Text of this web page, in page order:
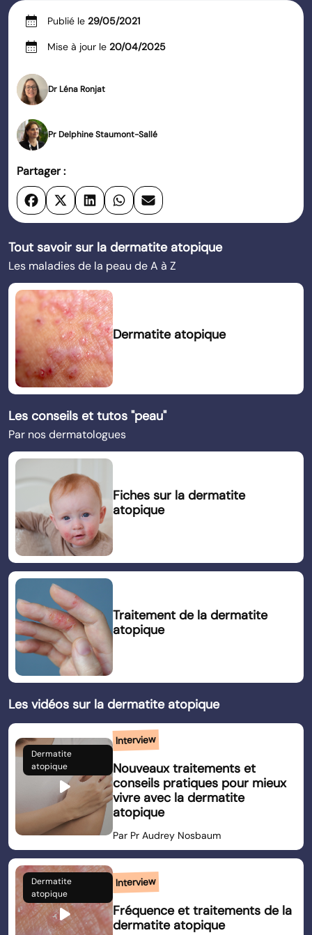
calendar_month Publié le 29/05/2021
calendar_month Mise à jour le 20/04/2025
Dr Léna Ronjat
Pr Delphine Staumont-Sallé
Partager :
Tout savoir sur la dermatite atopique
Les maladies de la peau de A à Z
Dermatite atopique
Les conseils et tutos "peau"
Par nos dermatologues
Fiches sur la dermatite
atopique
Traitement de la dermatite
atopique
Les vidéos sur la dermatite atopique
Dermatite
atopique
play_arrow
Interview
Nouveaux traitements et
conseils pratiques pour mieux
vivre avec la dermatite
atopique
Par Pr Audrey Nosbaum
Dermatite
atopique
play_arrow
Interview
Fréquence et traitements de la
dermatite atopique